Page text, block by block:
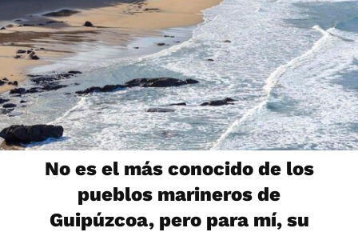
No es el más conocido de los
pueblos marineros de
Guipúzcoa, pero para mí, su